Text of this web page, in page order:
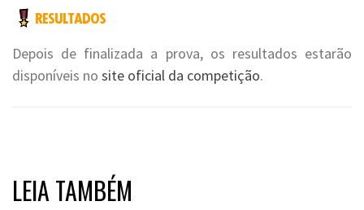
Depois de finalizada a prova, os resultados estarão
disponíveis no site oficial da competição.
LEIA TAMBÉM